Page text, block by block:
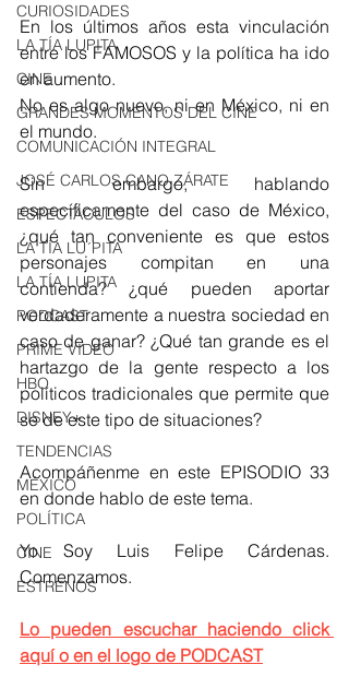
CURIOSIDADES
LA TÍA LUPITA
CINE
GRANDES MOMENTOS DEL CINE
COMUNICACIÓN INTEGRAL
JOSÉ CARLOS CANO ZÁRATE
ESPECTÁCULOS
LA TÍA LU´PITA
LA TÍA LUPITA
PODCAST
PRIME VIDEO
HBO
DISNEY+
TENDENCIAS
MÉXICO
POLÍTICA
CINE
ESTRENOS
En los últimos años esta vinculación
entre los FAMOSOS y la política ha ido
en aumento.
No es algo nuevo, ni en México, ni en
el mundo.
Sin embargo, hablando
específicamente del caso de México,
¿qué tan conveniente es que estos
personajes compitan en una
contienda? ¿qué pueden aportar
verdaderamente a nuestra sociedad en
caso de ganar? ¿Qué tan grande es el
hartazgo de la gente respecto a los
políticos tradicionales que permite que
se de este tipo de situaciones?
Acompáñenme en este EPISODIO 33
en donde hablo de este tema.
Yo Soy Luis Felipe Cárdenas.
Comenzamos.
Lo pueden escuchar haciendo click
aquí o en el logo de PODCAST